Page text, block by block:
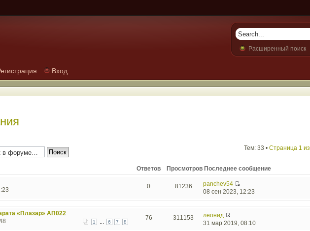
Расширенный поиск
Вход
Тем: 33 • Страница 1 из
Ответов Просмотров Последнее сообщение
0 81236
panchev54
08 сен 2023, 12:23
«Плазар» АП022
1 6 7 8
76 311153
леонид
31 мар 2019, 08:10